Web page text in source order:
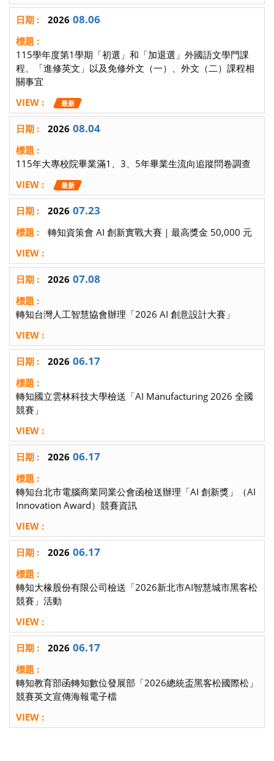
2026 08.06
115學年度第1學期「初選」和「加退選」外國語文學門課
程、「進修英文」以及免修外文（一）、外文（二）課程相
關事宜
最新
2026 08.04
115年大專校院畢業滿1、3、5年畢業生流向追蹤問卷調查
最新
2026 07.23
轉知資策會 AI 創新實戰大賽｜最高獎金 50,000 元
2026 07.08
轉知台灣人工智慧協會辦理「2026 AI 創意設計大賽」
2026 06.17
轉知國立雲林科技大學檢送「AI Manufacturing 2026 全國
競賽」
2026 06.17
轉知台北市電腦商業同業公會函檢送辦理「AI 創新獎」（AI
Innovation Award）競賽資訊
2026 06.17
轉知大椽股份有限公司檢送「2026新北市AI智慧城市黑客松
競賽」活動
2026 06.17
轉知教育部函轉知數位發展部「2026總統盃黑客松國際松」
競賽英文宣傳海報電子檔